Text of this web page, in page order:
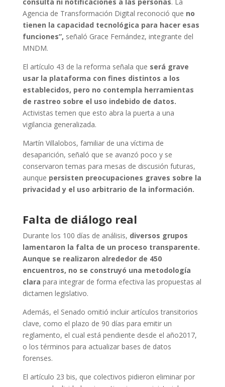
Agencia de Transformación Digital reconoció que no
tienen la capacidad tecnológica para hacer esas
funciones”, señaló Grace Fernández, integrante del
MNDM.
El artículo 43 de la reforma señala que será grave
usar la plataforma con fines distintos a los
establecidos, pero no contempla herramientas
de rastreo sobre el uso indebido de datos.
Activistas temen que esto abra la puerta a una
vigilancia generalizada.
Martín Villalobos, familiar de una víctima de
desaparición, señaló que se avanzó poco y se
conservaron temas para mesas de discusión futuras,
aunque persisten preocupaciones graves sobre la
privacidad y el uso arbitrario de la información.
Falta de diálogo real
Durante los 100 días de análisis, diversos grupos
lamentaron la falta de un proceso transparente.
Aunque se realizaron alrededor de 450
encuentros, no se construyó una metodología
clara para integrar de forma efectiva las propuestas al
dictamen legislativo.
Además, el Senado omitió incluir artículos transitorios
clave, como el plazo de 90 días para emitir un
reglamento, el cual está pendiente desde el año2017,
o los términos para actualizar bases de datos
forenses.
El artículo 23 bis, que colectivos pidieron eliminar por